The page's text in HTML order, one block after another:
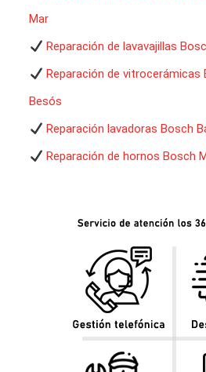
Mar
Reparación de lavavajillas
Reparación de vitrocerámicas
Besós
Reparación lavadoras Bosch
Reparación de hornos Bosch